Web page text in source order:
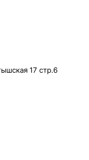
17 стр.6